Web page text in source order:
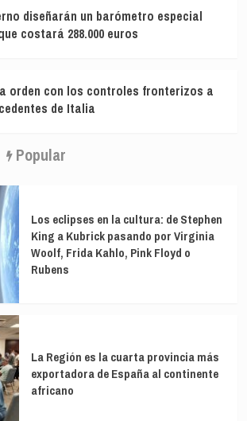
diseñarán un barómetro especial
costará 288.000 euros
orden con los controles fronterizos a
de Italia
Popular
Los eclipses en la cultura: de Stephen
King a Kubrick pasando por Virginia
Woolf, Frida Kahlo, Pink Floyd o
Rubens
La Región es la cuarta provincia más
exportadora de España al continente
africano